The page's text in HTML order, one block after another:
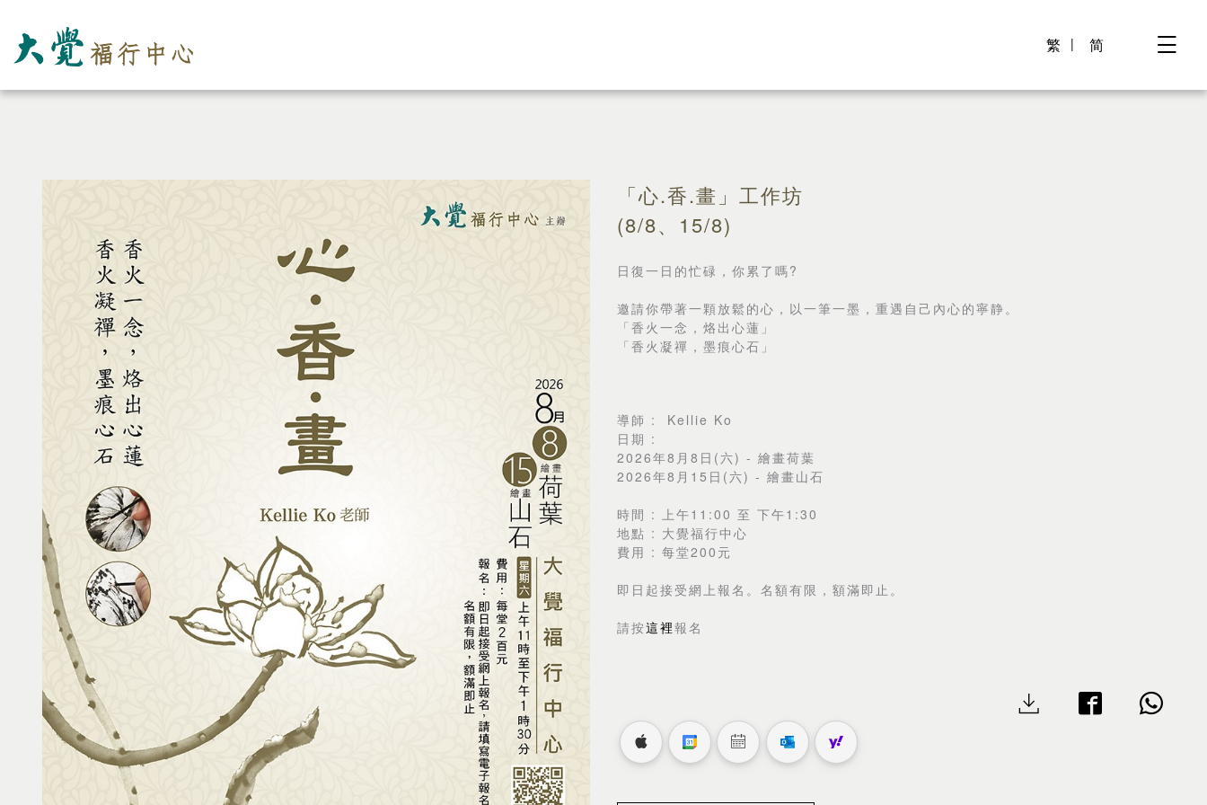
繁 简
「心.香.畫」工作坊
(8/8、15/8)
日復一日的忙碌，你累了嗎?
邀請你帶著一顆放鬆的心，以一筆一墨，重遇自己內心的寧静。
「香火一念，烙出心蓮」
「香火凝禪，墨痕心石」
導師 : Kellie Ko
日期 :
2026年8月8日(六) - 繪畫荷葉
2026年8月15日(六) - 繪畫山石
時間 : 上午11:00 至 下午1:30
地點 : 大覺福行中心
費用 : 每堂200元
即日起接受網上報名。名額有限，額滿即止。
請按這裡報名